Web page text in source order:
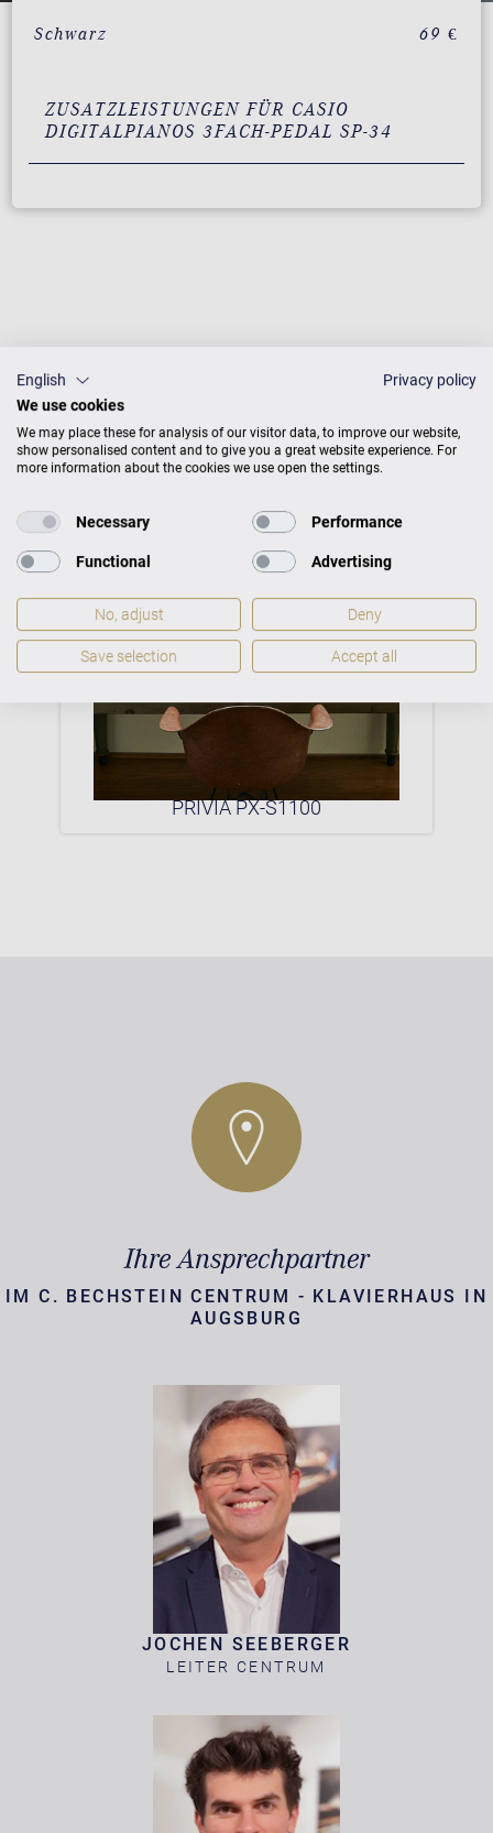
Schwarz 69 €
ZUSATZLEISTUNGEN FÜR CASIO
DIGITALPIANOS 3FACH-PEDAL SP-34
Mehr CASIO Digitalpianos Produkte
PRIVIA PX-S1100
Ihre Ansprechpartner
IM C. BECHSTEIN CENTRUM - KLAVIERHAUS IN
AUGSBURG
JOCHEN SEEBERGER
LEITER CENTRUM
English
Privacy policy
We use cookies
We may place these for analysis of our visitor data, to improve our website,
show personalised content and to give you a great website experience. For
more information about the cookies we use open the settings.
Necessary Performance
Functional Advertising
No, adjust Deny
Save selection Accept all